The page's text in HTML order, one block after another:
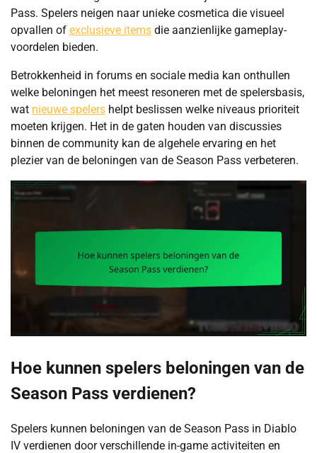
Pass. Spelers neigen naar unieke cosmetica die visueel
opvallen of exclusieve items die aanzienlijke gameplay-
voordelen bieden.
Betrokkenheid in forums en sociale media kan onthullen
welke beloningen het meest resoneren met de spelersbasis,
wat nieuwe spelers helpt beslissen welke niveaus prioriteit
moeten krijgen. Het in de gaten houden van discussies
binnen de community kan de algehele ervaring en het
plezier van de beloningen van de Season Pass verbeteren.
Hoe kunnen spelers beloningen van de
Season Pass verdienen?
Spelers kunnen beloningen van de Season Pass in Diablo
IV verdienen door verschillende in-game activiteiten en